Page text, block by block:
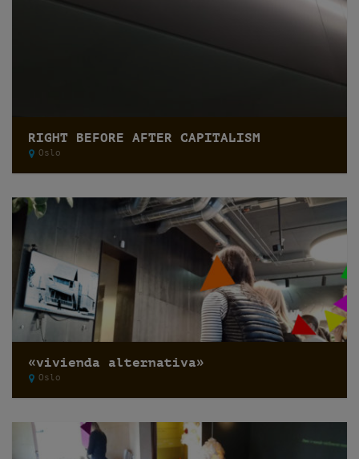
RIGHT BEFORE AFTER CAPITALISM
Oslo
«vivienda alternativa»
Oslo